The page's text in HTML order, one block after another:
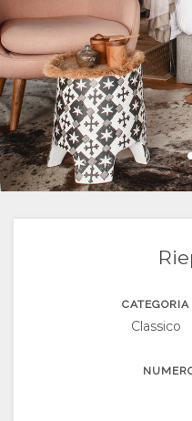
THE
GOOD
WE
DO
GALLERIA
IMMAGINI
VIDEO
SCARICA
I VIDEO
CARTINA
POSIZIONE
INDICAZIONI
CONTATTI
CAMBIA
LINGUA
CATEGORIA
Classico